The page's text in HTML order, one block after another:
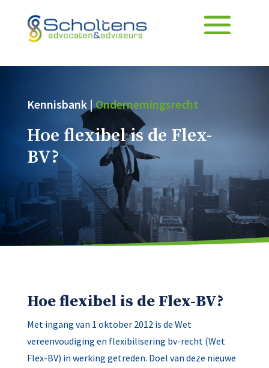
Kennisbank |Ondernemingsrecht
Hoe flexibel is de Flex-
BV?
Hoe flexibel is de Flex-BV?
Met ingang van 1 oktober 2012 is de Wet
vereenvoudiging en flexibilisering bv-recht (Wet
Flex-BV) in werking getreden. Doel van deze nieuwe